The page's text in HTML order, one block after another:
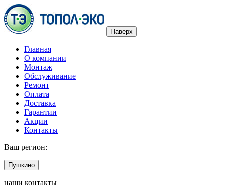
Наверх
Главная
О компании
Монтаж
Обслуживание
Ремонт
Оплата
Доставка
Гарантии
Акции
Контакты
Ваш регион:
Пушкино
наши контакты